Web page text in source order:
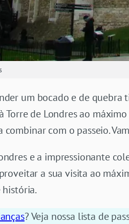
um bocado e de
Torre de Londres ao
com o passeio.
e a impressionante
a sua visita ao
história.
? Veja nossa lista de